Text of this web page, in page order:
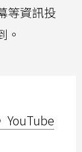
等資訊投
。
YouTube